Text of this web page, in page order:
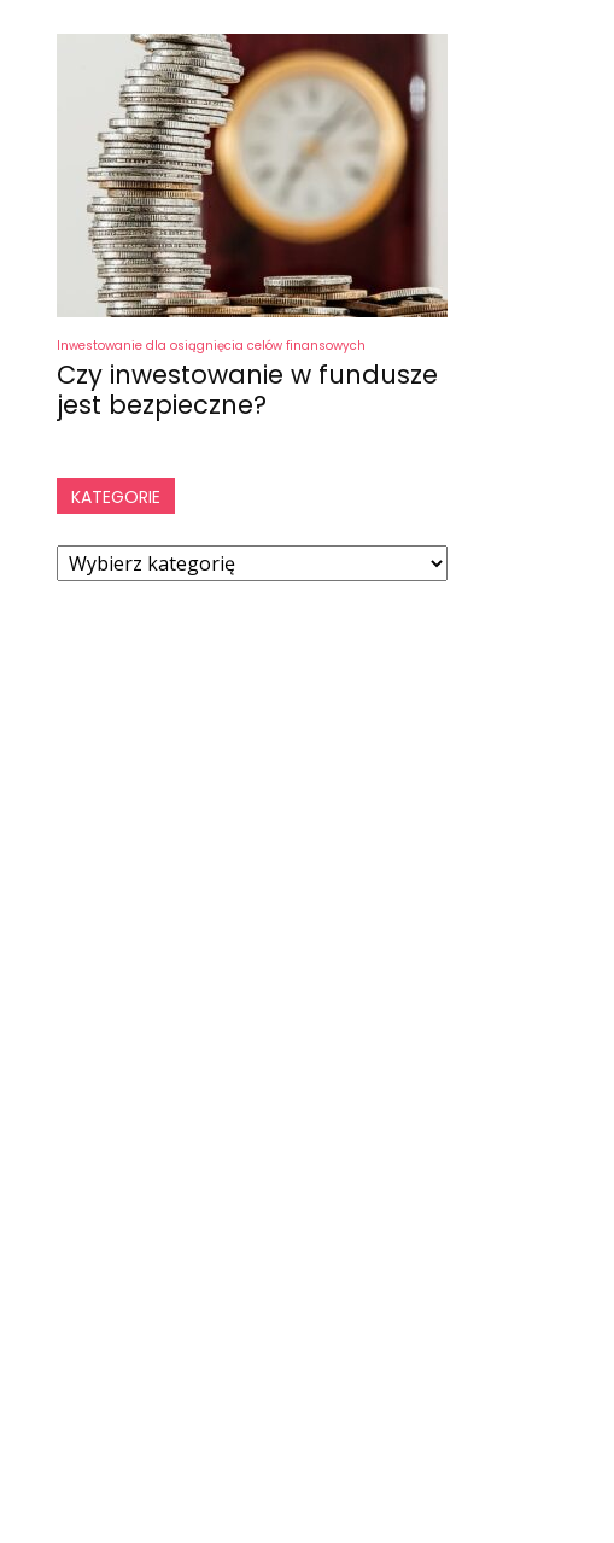
Inwestowanie dla osiągnięcia celów finansowych
Czy inwestowanie w fundusze
jest bezpieczne?
KATEGORIE
Kategorie